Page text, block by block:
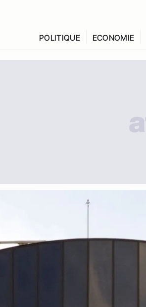
POLITIQUE ECONOMIE